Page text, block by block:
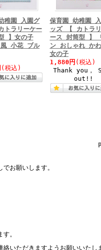
稚園 入園グ
トラリーケー
】女の子
風 小花 ブル
(税込)
保育園 幼稚園
ッズ 【 カトラ
ース 封筒型 】
ン おしゃれ か
女の子
1,880円 (税込)
Thank you，
out!!
お願いします。
。
いただきますようお願いいたし